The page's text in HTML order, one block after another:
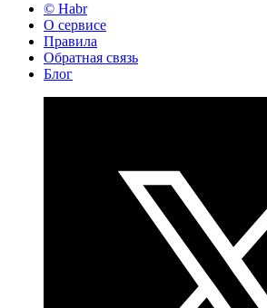
© Habr
О сервисе
Правила
Обратная связь
Блог